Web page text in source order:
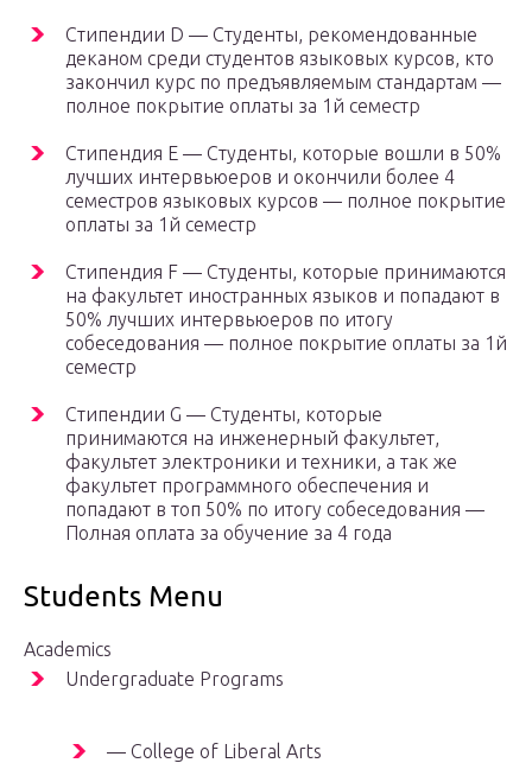
Стипендии D — Студенты, рекомендованные
деканом среди студентов языковых курсов, кто
закончил курс по предъявляемым стандартам —
полное покрытие оплаты за 1й семестр
Стипендия E — Студенты, которые вошли в 50%
лучших интервьюеров и окончили более 4
семестров языковых курсов — полное покрытие
оплаты за 1й семестр
Стипендия F — Студенты, которые принимаются
на факультет иностранных языков и попадают в
50% лучших интервьюеров по итогу
собеседования — полное покрытие оплаты за 1й
семестр
Стипендии G — Студенты, которые
принимаются на инженерный факультет,
факультет электроники и техники, а так же
факультет программного обеспечения и
попадают в топ 50% по итогу собеседования —
Полная оплата за обучение за 4 года
Students Menu
Academics
Undergraduate Programs
— College of Liberal Arts